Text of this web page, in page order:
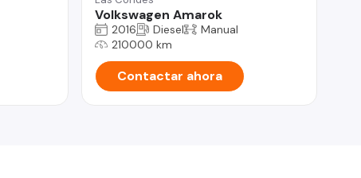
Volkswagen Amarok
2016 Diesel
Manual
210000 km
Contactar ahora